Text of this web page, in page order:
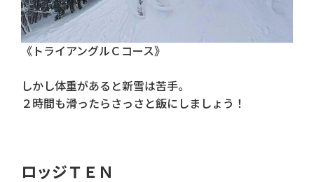
《トライアングルＣコース》
しかし体重があると新雪は苦手。
２時間も滑ったらさっさと飯にしましょう！
ロッジＴＥＮ